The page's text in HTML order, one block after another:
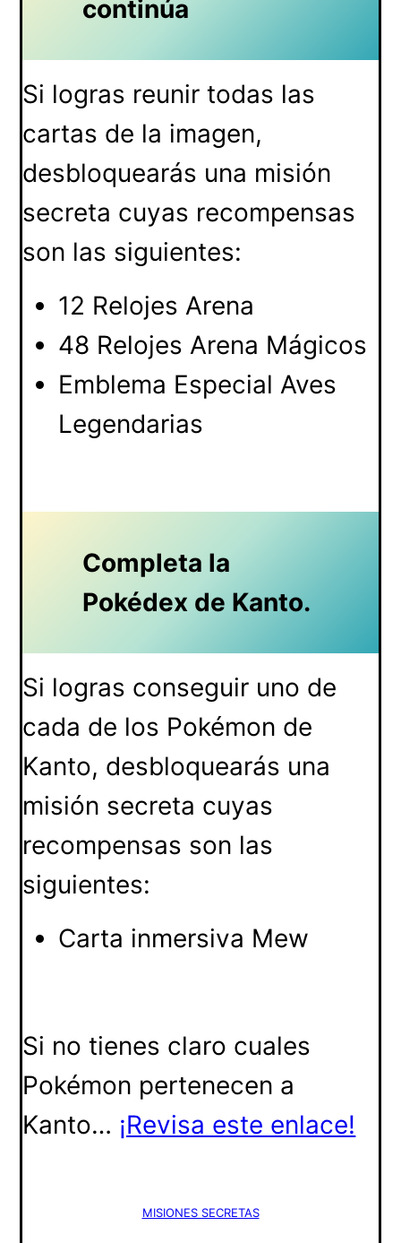
continúa
Si logras reunir todas las
cartas de la imagen,
desbloquearás una misión
secreta cuyas recompensas
son las siguientes:
12 Relojes Arena
48 Relojes Arena Mágicos
Emblema Especial Aves
Legendarias
Completa la
Pokédex de Kanto.
Si logras conseguir uno de
cada de los Pokémon de
Kanto, desbloquearás una
misión secreta cuyas
recompensas son las
siguientes:
Carta inmersiva Mew
Si no tienes claro cuales
Pokémon pertenecen a
Kanto… ¡Revisa este enlace!
MISIONES SECRETAS